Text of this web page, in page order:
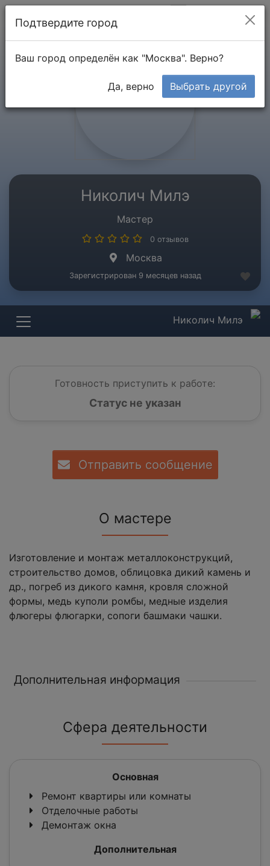
Николич Милэ
Мастер
0 отзывов
Москва
Зарегистрирован 9 месяцев назад
Николич Милэ
Готовность приступить к работе:
Статус не указан
Отправить сообщение
О мастере
Изготовление и монтаж металлоконструкций,
строительство домов, облицовка дикий камень и
др., погреб из дикого камня, кровля сложной
формы, медь куполи ромбы, медные изделия
флюгеры флюгарки, сопоги башмаки чашки.
Дополнительная информация
Сфера деятельности
Основная
Ремонт квартиры или комнаты
Отделочные работы
Демонтаж окна
Дополнительная
Подтвердите город
Ваш город определён как "Москва". Верно?
Да, верно Выбрать другой